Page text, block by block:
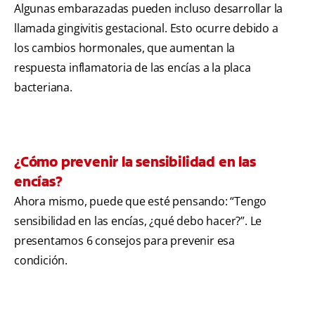
Algunas embarazadas pueden incluso desarrollar la
llamada gingivitis gestacional. Esto ocurre debido a
los cambios hormonales, que aumentan la
respuesta inflamatoria de las encías a la placa
bacteriana.
¿Cómo prevenir la sensibilidad en las
encías?
Ahora mismo, puede que esté pensando: “Tengo
sensibilidad en las encías, ¿qué debo hacer?”. Le
presentamos 6 consejos para prevenir esa
condición.